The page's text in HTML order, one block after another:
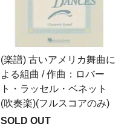
(楽譜) 古いアメリカ舞曲に
よる組曲 / 作曲：ロバー
ト・ラッセル・ベネット
(吹奏楽)(フルスコアのみ)
SOLD OUT